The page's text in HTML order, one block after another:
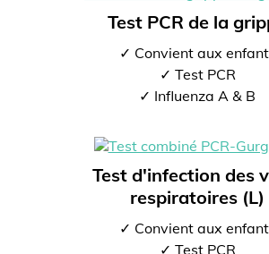
Test PCR de la
✓ Convient aux
✓ Test PCR
✓ Influenza A & B
Test d'infection des
respiratoires (L)
✓ Convient aux
✓ Test PCR